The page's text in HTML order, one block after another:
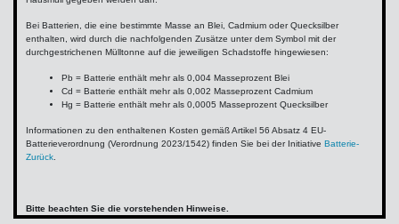
Bei Batterien, die eine bestimmte Masse an Blei, Cadmium oder Quecksilber
enthalten, wird durch die nachfolgenden Zusätze unter dem Symbol mit der
durchgestrichenen Mülltonne auf die jeweiligen Schadstoffe hingewiesen:
Pb = Batterie enthält mehr als 0,004 Masseprozent Blei
Cd = Batterie enthält mehr als 0,002 Masseprozent Cadmium
Hg = Batterie enthält mehr als 0,0005 Masseprozent Quecksilber
Informationen zu den enthaltenen Kosten gemäß Artikel 56 Absatz 4 EU-
Batterieverordnung (Verordnung 2023/1542) finden Sie bei der Initiative Batterie-
Zurück
Bitte beachten Sie die vorstehenden Hinweise.